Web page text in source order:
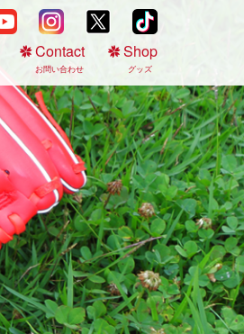
Contact
お問い合わせ
Shop
グッズ